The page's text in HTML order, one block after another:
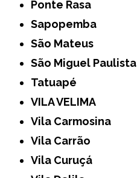
Ponte Rasa
Sapopemba
São Mateus
São Miguel Paulista
Tatuapé
VILA VELIMA
Vila Carmosina
Vila Carrão
Vila Curuçá